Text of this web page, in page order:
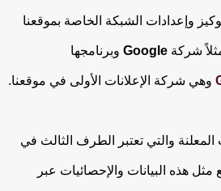
وإعدادات الشبكة الخاصة بموقعنا
شركة Google وبرنامجها
وهي شركة الإعلانات الأولى في موقعنا.
والتي تعتبر الطرف الثالث في
هذه البيانات والإحصائيات عبر